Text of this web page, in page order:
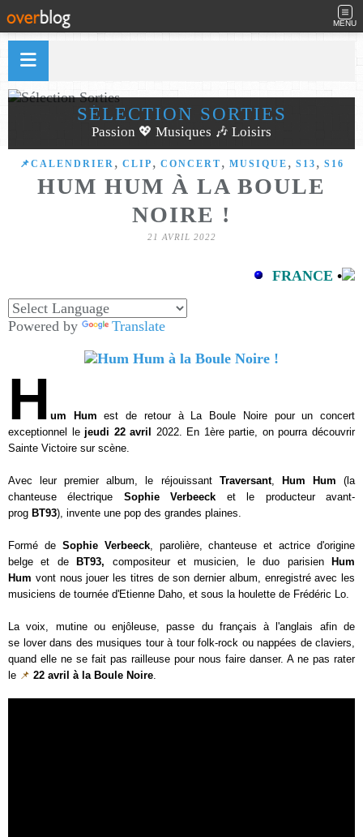
MENU
SÉLECTION SORTIES
Passion 💖 Musiques 🎶 Loisirs
📌CALENDRIER , CLIP , CONCERT , MUSIQUE , S13 , S16
HUM HUM À LA BOULE
NOIRE !
21 AVRIL 2022
FRANCE •
Powered by Translate
H um Hum
est de retour à La Boule Noire pour un concert
exceptionnel le jeudi 22 avril
2022. En 1ère partie, on pourra découvrir
Sainte Victoire sur scène.
Avec leur premier album, le réjouissant Traversant, Hum Hum
(la
chanteuse électrique
Sophie Verbeeck
et le producteur avant-
prog BT93), invente une pop des grandes plaines.
Formé de Sophie Verbeeck, parolière, chanteuse et actrice d'origine
belge et de
BT93, compositeur et musicien, le duo parisien
Hum
Hum vont nous jouer les titres de son dernier album, enregistré avec les
musiciens de tournée d'Etienne Daho, et sous la houlette de Frédéric Lo.
La voix, mutine ou enjôleuse, passe du français à l'anglais afin de
se lover dans des musiques tour à tour folk-rock ou nappées de claviers,
quand elle ne se fait pas railleuse pour nous faire danser. A ne pas rater
le 📌 22 avril à la Boule Noire.